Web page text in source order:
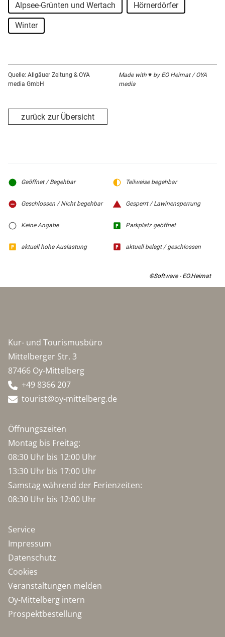
Alpsee-Grünten und Wertach Hörnerdörfer
Winter
Quelle: Allgäuer Zeitung & OYA
media GmbH
Made with ♥ by EO Heimat / OYA
media
zurück zur Übersicht
Geöffnet / Begehbar Teilweise begehbar
Geschlossen / Nicht begehbar Gesperrt / Lawinensperrung
Keine Angabe Parkplatz geöffnet
aktuell hohe Auslastung aktuell belegt / geschlossen
©Software - EO.Heimat
Kur- und Tourismusbüro
Mittelberger Str. 3
87466 Oy-Mittelberg
+49 8366 207
tourist@oy-mittelberg.de
Öffnungszeiten
Montag bis Freitag:
08:30 Uhr bis 12:00 Uhr
13:30 Uhr bis 17:00 Uhr
Samstag während der Ferienzeiten:
08:30 Uhr bis 12:00 Uhr
Service
Impressum
Datenschutz
Cookies
Veranstaltungen melden
Oy-Mittelberg intern
Prospektbestellung